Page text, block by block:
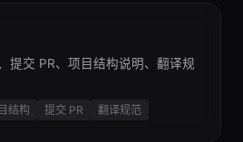
提交 PR、项目结构说明、翻译规
结构 提交 PR 翻译规范